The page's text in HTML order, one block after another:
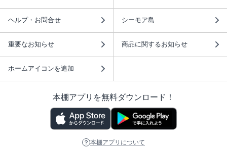
ヘルプ・お問合せ シーモア島
重要なお知らせ 商品に関するお知らせ
ホームアイコンを追加
本棚アプリを無料ダウンロード！
本棚アプリについて